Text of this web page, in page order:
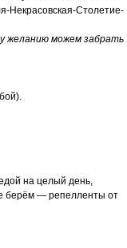
Некрасовская-Столетие-
желанию можем забрать
на целый день,
берём — репелленты от